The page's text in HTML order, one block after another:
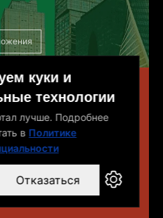
куки и
технологии
лучше. Подробнее
в Политике
Отказаться